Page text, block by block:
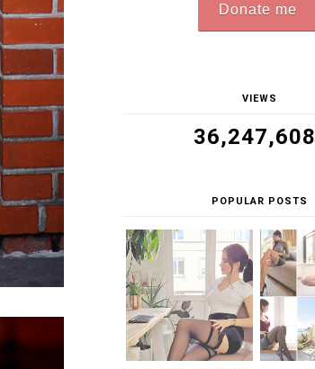
Donate me
VIEWS
36,247,608
POPULAR POSTS